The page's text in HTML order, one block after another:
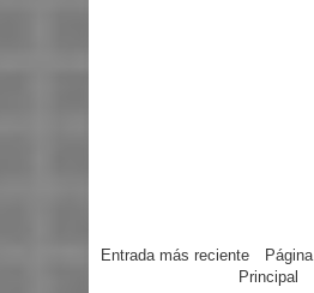
Entrada más reciente
Página
Principal